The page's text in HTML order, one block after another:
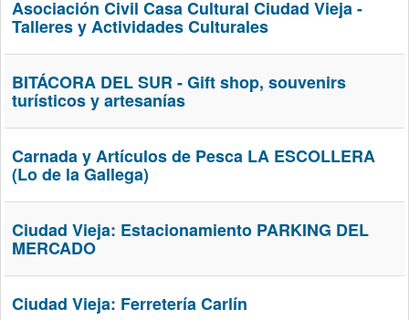
Asociación Civil Casa Cultural Ciudad Vieja -
Talleres y Actividades Culturales
BITÁCORA DEL SUR - Gift shop, souvenirs
turísticos y artesanías
Carnada y Artículos de Pesca LA ESCOLLERA
(Lo de la Gallega)
Ciudad Vieja: Estacionamiento PARKING DEL
MERCADO
Ciudad Vieja: Ferretería Carlín